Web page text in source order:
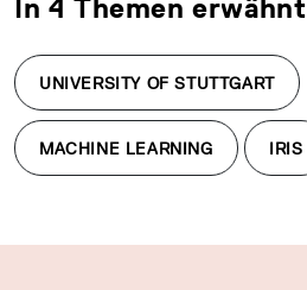
In 4 Themen erwähnt
UNIVERSITY OF STUTTGART
MACHINE LEARNING IRIS